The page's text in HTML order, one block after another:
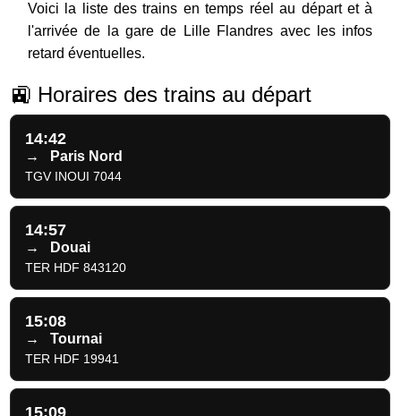
Voici la liste des trains en temps réel au départ et à
l'arrivée de la gare de Lille Flandres avec les infos
retard éventuelles.
🚉 Horaires des trains au départ
14:42
→ Paris Nord
TGV INOUI 7044
14:57
→ Douai
TER HDF 843120
15:08
→ Tournai
TER HDF 19941
15:09